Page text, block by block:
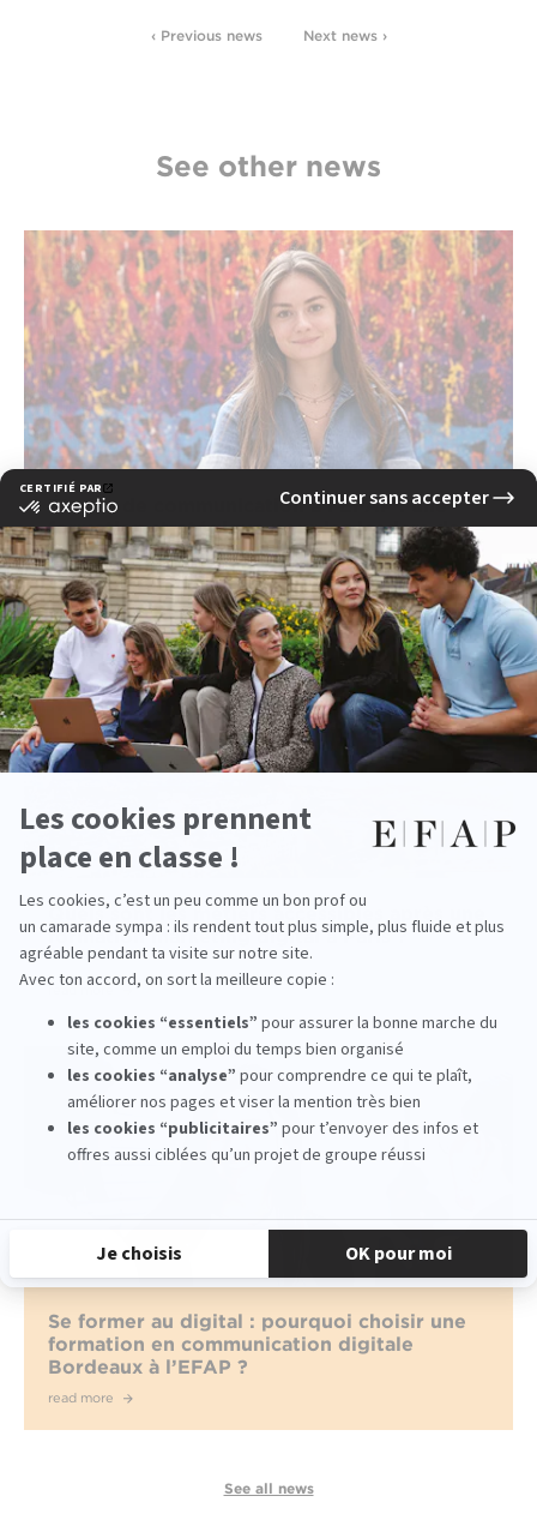
‹ Previous news Next news ›
See other news
Études de communication à l'EFAP : une
formation stratégique pour les leaders de
demain
read more
Quels sont les métiers accessibles après une
formation marketing digital à Paris ?
read more
Se former au digital : pourquoi choisir une
formation en communication digitale
Bordeaux à l’EFAP ?
read more
See all news